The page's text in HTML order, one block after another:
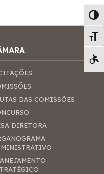
DAS COMISSÕES
DIRETORA